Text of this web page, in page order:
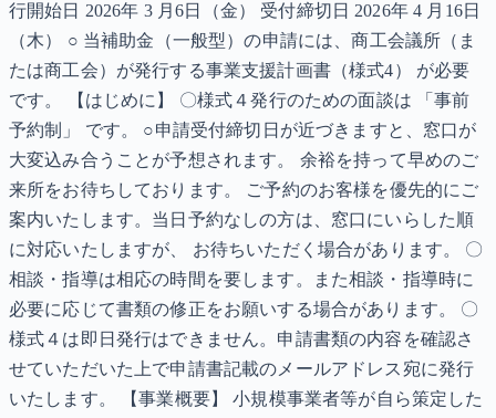
行開始日 2026年 3 月6日（金） 受付締切日 2026年 4 月16日
（木） ○ 当補助金（一般型）の申請には、商工会議所（ま
たは商工会）が発行する事業支援計画書（様式4） が必要
です。 【はじめに】 〇様式４発行のための面談は 「事前
予約制」 です。 ○申請受付締切日が近づきますと、窓口が
大変込み合うことが予想されます。 余裕を持って早めのご
来所をお待ちしております。 ご予約のお客様を優先的にご
案内いたします。当日予約なしの方は、窓口にいらした順
に対応いたしますが、 お待ちいただく場合があります。 〇
相談・指導は相応の時間を要します。また相談・指導時に
必要に応じて書類の修正をお願いする場合があります。 〇
様式４は即日発行はできません。申請書類の内容を確認さ
せていただいた上で申請書記載のメールアドレス宛に発行
いたします。 【事業概要】 小規模事業者等が自ら策定した